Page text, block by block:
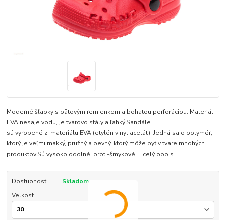
Moderné šľapky s pätovým remienkom a bohatou perforáciou. Materiál
EVA nesaje vodu, je tvarovo stály a ľahký.Sandále
sú vyrobené z materiálu EVA (etylén vinyl acetát). Jedná sa o polymér,
ktorý je veľmi mäkký, pružný a pevný, ktorý môže byť v tvare mnohých
produktov.Sú vysoko odolné, proti-šmykové,... celý popis
Dostupnosť
Skladom
Velkost